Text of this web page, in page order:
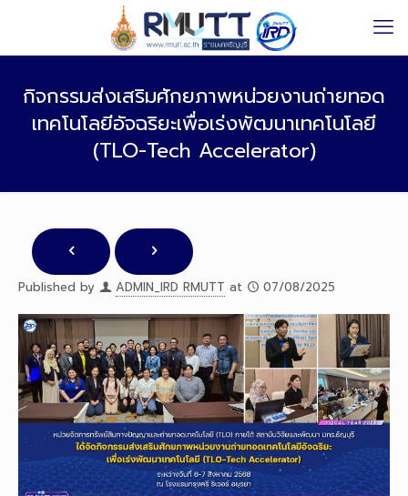
กิจกรรมส่งเสริมศักยภาพหน่วยงานถ่ายทอด
เทคโนโลยีอัจฉริยะเพื่อเร่งพัฒนาเทคโนโลยี
(TLO-Tech Accelerator)
Published by ADMIN_IRD RMUTT at 07/08/2025